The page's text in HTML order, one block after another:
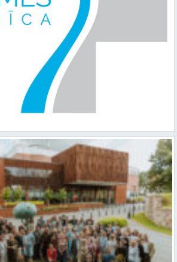
104. sezonu – par varu, brīvību